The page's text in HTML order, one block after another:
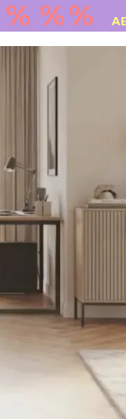
% %%